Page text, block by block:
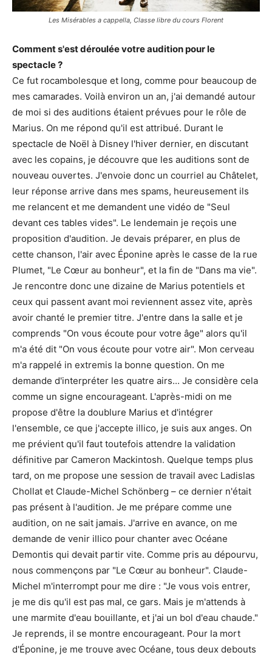
Les Misérables a cappella, Classe libre du cours Florent
Comment s'est déroulée votre audition pour le
spectacle ?
Ce fut rocambolesque et long, comme pour beaucoup de
mes camarades. Voilà environ un an, j'ai demandé autour
de moi si des auditions étaient prévues pour le rôle de
Marius. On me répond qu'il est attribué. Durant le
spectacle de Noël à Disney l'hiver dernier, en discutant
avec les copains, je découvre que les auditions sont de
nouveau ouvertes. J'envoie donc un courriel au Châtelet,
leur réponse arrive dans mes spams, heureusement ils
me relancent et me demandent une vidéo de "Seul
devant ces tables vides". Le lendemain je reçois une
proposition d'audition. Je devais préparer, en plus de
cette chanson, l'air avec Éponine après le casse de la rue
Plumet, "Le Cœur au bonheur", et la fin de "Dans ma vie".
Je rencontre donc une dizaine de Marius potentiels et
ceux qui passent avant moi reviennent assez vite, après
avoir chanté le premier titre. J'entre dans la salle et je
comprends "On vous écoute pour votre âge" alors qu'il
m'a été dit "On vous écoute pour votre air". Mon cerveau
m'a rappelé in extremis la bonne question. On me
demande d'interpréter les quatre airs... Je considère cela
comme un signe encourageant. L'après-midi on me
propose d'être la doublure Marius et d'intégrer
l'ensemble, ce que j'accepte illico, je suis aux anges. On
me prévient qu'il faut toutefois attendre la validation
définitive par Cameron Mackintosh. Quelque temps plus
tard, on me propose une session de travail avec Ladislas
Chollat et Claude-Michel Schönberg – ce dernier n'était
pas présent à l'audition. Je me prépare comme une
audition, on ne sait jamais. J'arrive en avance, on me
demande de venir illico pour chanter avec Océane
Demontis qui devait partir vite. Comme pris au dépourvu,
nous commençons par "Le Cœur au bonheur". Claude-
Michel m'interrompt pour me dire : "Je vous vois entrer,
je me dis qu'il est pas mal, ce gars. Mais je m'attends à
une marmite d'eau bouillante, et j'ai un bol d'eau chaude."
Je reprends, il se montre encourageant. Pour la mort
d'Éponine, je me trouve avec Océane, tous deux debouts